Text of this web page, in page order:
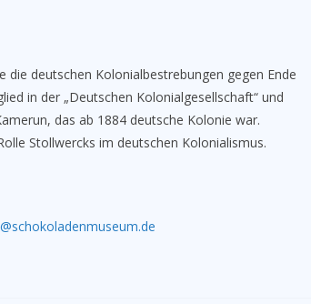
deutschen Kolonialbestrebungen gegen Ende
in der „Deutschen Kolonialgesellschaft“ und
das ab 1884 deutsche Kolonie war.
Stollwercks im deutschen Kolonialismus.